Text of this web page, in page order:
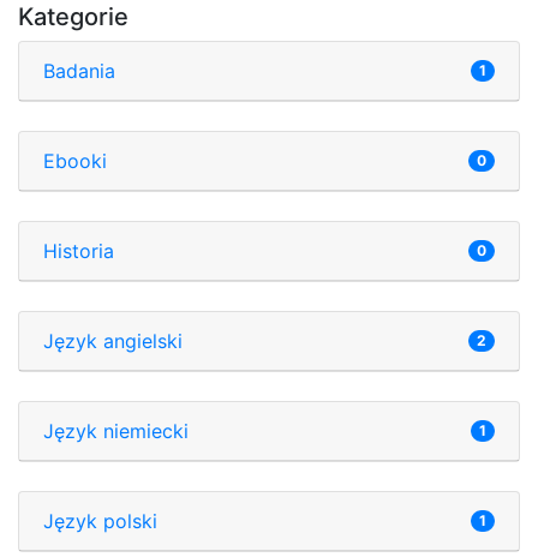
Kategorie
Badania 1
Ebooki 0
Historia 0
Język angielski 2
Język niemiecki 1
Język polski 1